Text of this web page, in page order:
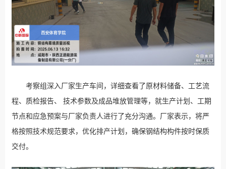
考察组深入厂家生产车间，详细查看了原材料储备、工艺流
程、质检报告、 技术参数及成品堆放管理等，就生产计划、工期
节点和应急预案与厂家负责人进行了充分沟通。厂家表示，将严
格按照技术规范要求，优化排产计划，确保钢结构构件按时保质
交付。